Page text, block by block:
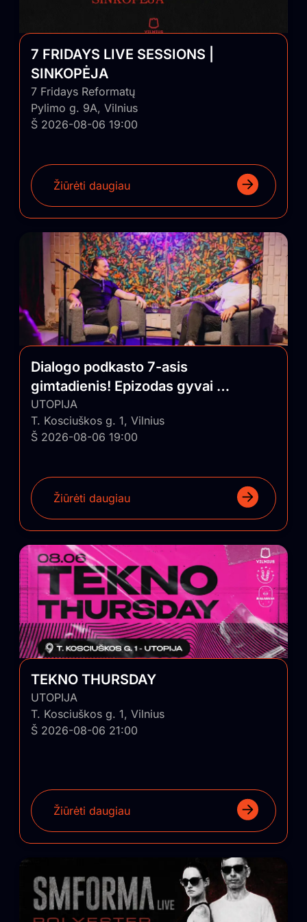
7 FRIDAYS LIVE SESSIONS |
SINKOPĖJA
7 Fridays Reformatų
Pylimo g. 9A, Vilnius
Š 2026-08-06 19:00
Žiūrėti daugiau
Dialogo podkasto 7-asis
gimtadienis! Epizodas gyvai su
auditorija
UTOPIJA
T. Kosciuškos g. 1, Vilnius
Š 2026-08-06 19:00
Žiūrėti daugiau
TEKNO THURSDAY
UTOPIJA
T. Kosciuškos g. 1, Vilnius
Š 2026-08-06 21:00
Žiūrėti daugiau